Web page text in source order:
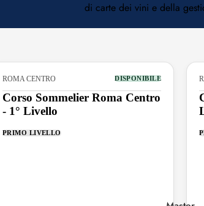
Lombardia
Marche
di carte dei vini e della
ROMA CENTRO DISPONIBILE
Corso Sommelier Roma Centro
- 1° Livello
PRIMO LIVELLO